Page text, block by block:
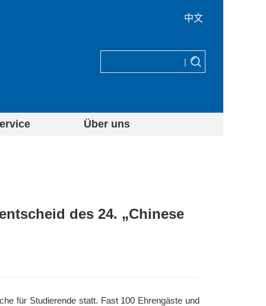
中文
|
Über uns
des 24. „Chinese
für Studierende statt. Fast 100 Ehrengäste und